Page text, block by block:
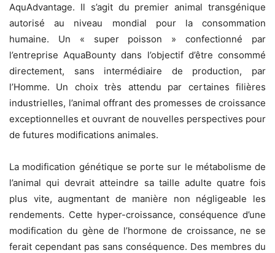
AquAdvantage. Il s’agit du premier animal transgénique
autorisé au niveau mondial pour la consommation
humaine. Un « super poisson » confectionné par
l’entrepriseAquaBounty dans l’objectif d’être consommé
directement, sans intermédiaire de production, par
l’Homme. Un choix très attendu par certaines filières
industrielles, l’animal offrant des promesses de croissance
exceptionnelles et ouvrant de nouvelles perspectives pour
de futures modifications animales.
La modification génétique se porte sur le métabolisme de
l’animal qui devrait atteindre sa taille adulte quatre fois
plus vite, augmentant de manière non négligeable les
rendements. Cette hyper-croissance, conséquence d’une
modification du gène de l’hormone de croissance, ne se
ferait cependant pas sans conséquence. Des membres du